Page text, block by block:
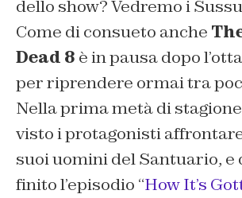
dello show? Vedremo i
Come di consueto anche
Dead 8 è in pausa dopo
per riprendere ormai tra
Nella prima metà di
visto i protagonisti
suoi uomini del Santuario, e
finito l’episodio “How It’s